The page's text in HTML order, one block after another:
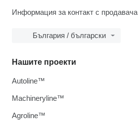
Информация за контакт с продавача
България / български
Нашите проекти
Autoline™
Machineryline™
Agroline™